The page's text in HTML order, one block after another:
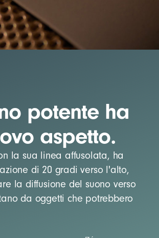
potente ha
aspetto.
la sua linea affusolata, ha
di 20 gradi verso l'alto,
la diffusione del suono verso
da oggetti che potrebbero